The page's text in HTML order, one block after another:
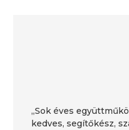
„Sok éves
kedves, segítőkész,